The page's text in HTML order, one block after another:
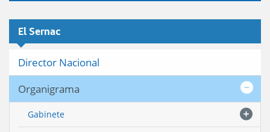
El Sernac
Director Nacional
Organigrama
Gabinete